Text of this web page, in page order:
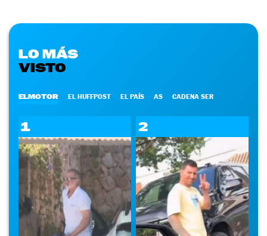
LO MÁS
VISTO
ELMOTOR EL HUFFPOST EL PAÍS AS CADENA SER
1 2